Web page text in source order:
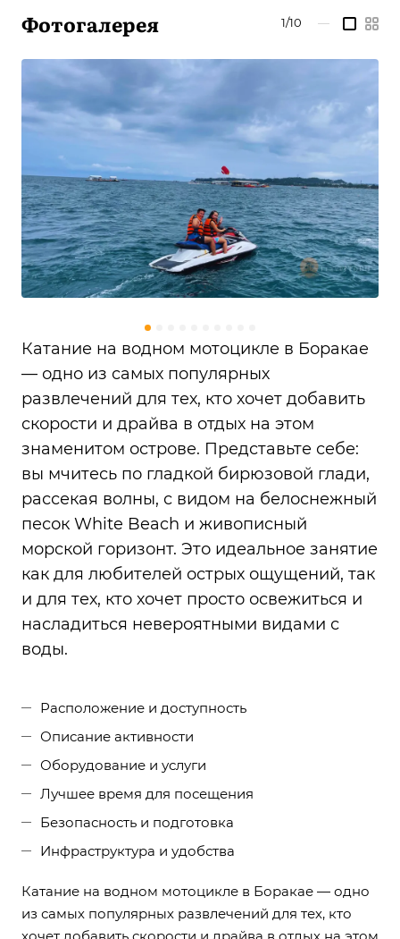
Фотогалерея 1/10 —
Катание на водном мотоцикле в Боракае
— одно из самых популярных
развлечений для тех, кто хочет добавить
скорости и драйва в отдых на этом
знаменитом острове. Представьте себе:
вы мчитесь по гладкой бирюзовой глади,
рассекая волны, с видом на белоснежный
песок White Beach и живописный
морской горизонт. Это идеальное занятие
как для любителей острых ощущений, так
и для тех, кто хочет просто освежиться и
насладиться невероятными видами с
воды.
Расположение и доступность
Описание активности
Оборудование и услуги
Лучшее время для посещения
Безопасность и подготовка
Инфраструктура и удобства
Катание на водном мотоцикле в Боракае — одно
из самых популярных развлечений для тех, кто